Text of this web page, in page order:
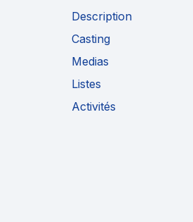
Description
Casting
Medias
Listes
Activités